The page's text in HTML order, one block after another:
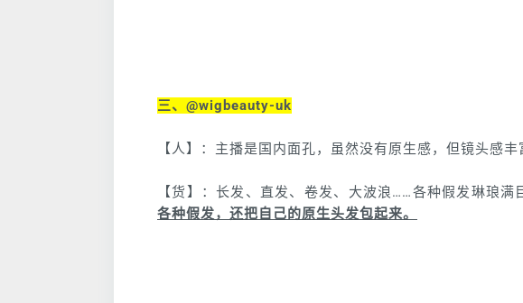
三、@wigbeauty-uk
【人】：主播是国内面孔，虽然没有原生感，但镜头感丰
【货】：长发、直发、卷发、大波浪……各种假发琳琅满
各种假发，还把自己的原生头发包起来。